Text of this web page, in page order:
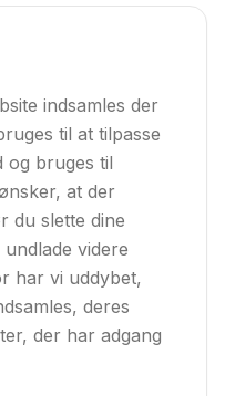
indsamles der
til at tilpasse
og bruges til
at der
du slette dine
videre
har vi uddybet,
deres
der har adgang